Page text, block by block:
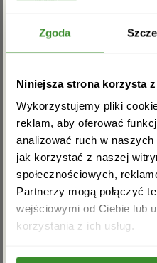
Zgoda
Niniejsza strona korzysta
Wykorzystujemy pliki
reklam, aby oferować
analizować ruch w
jak korzystać z naszej
społecznościowych,
Partnerzy mogą połączyć
wejściowymi od Ciebie lub
korzystania z ich usług.
Potwierdzam, iż
Zgarnij
Zapisz się do
rabat na pierwsze
Akceptuję regulamin i
przetwarzanie